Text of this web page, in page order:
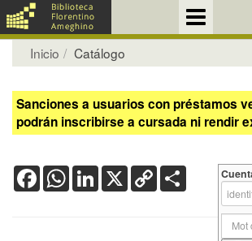
Inicio Catálogo
Sanciones a usuarios con préstamos
podrán inscribirse a cursada ni rendir
FacebookWhatsApp
LinkedIn
X Copy
Link